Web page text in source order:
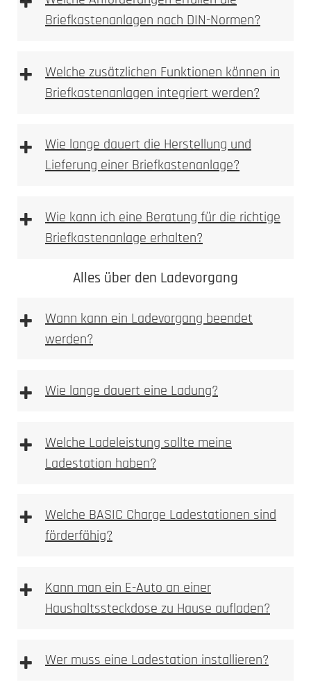
Benutzeroberfläche für die Fernsteuerung der
Anlage.
verschiedenen Orten aus.
Smart-Home-Integration: Steuern Sie die
Briefkastenanlagen nach DIN-Normen?
+
Welche zusätzlichen Funktionen können in
Briefkastenanlagen integriert werden?
+
Wie lange dauert die Herstellung und
Lieferung einer Briefkastenanlage?
+
Wie kann ich eine Beratung für die richtige
Briefkastenanlage erhalten?
Alles über den Ladevorgang
+
Wann kann ein Ladevorgang beendet
werden?
+ Wie lange dauert eine Ladung?
+
Welche Ladeleistung sollte meine
Ladestation haben?
+
Welche BASIC Charge Ladestationen sind
förderfähig?
+
Kann man ein E-Auto an einer
Haushaltssteckdose zu Hause aufladen?
+ Wer muss eine Ladestation installieren?